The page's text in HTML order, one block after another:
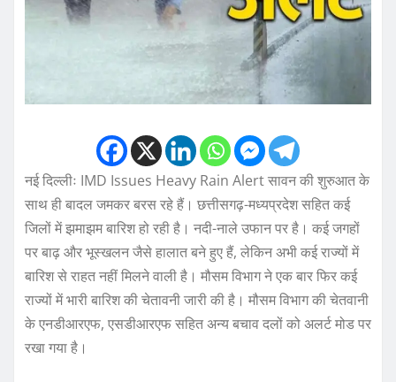
नई दिल्लीः IMD Issues Heavy Rain Alert सावन की शुरुआत के
साथ ही बादल जमकर बरस रहे हैं। छत्तीसगढ़-मध्यप्रदेश सहित कई
जिलों में झमाझम बारिश हो रही है। नदी-नाले उफान पर है। कई जगहों
पर बाढ़ और भूस्खलन जैसे हालात बने हुए हैं, लेकिन अभी कई राज्यों में
बारिश से राहत नहीं मिलने वाली है। मौसम विभाग ने एक बार फिर कई
राज्यों में भारी बारिश की चेतावनी जारी की है। मौसम विभाग की चेतवानी
के एनडीआरएफ, एसडीआरएफ सहित अन्य बचाव दलों को अलर्ट मोड पर
रखा गया है।